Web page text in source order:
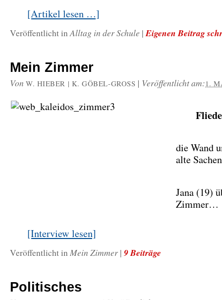
[Artikel lesen …]
Veröffentlicht inAlltag in der Schule | Eigenen Beitrag
Mein Zimmer
Von W. HIEBER | K. GÖBEL-GROSS | Veröffentlicht am:1.
die Wand
alte
Jana (19)
Zimmer…
[Interview lesen]
Veröffentlicht in Mein Zimmer | 9 Beiträge
Politisches